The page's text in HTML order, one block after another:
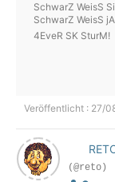
SchwarZ WeisS
SchwarZ WeisS
4EveR SK SturM!
Veröffentlicht : 27/
(@reto)